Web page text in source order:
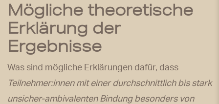
Mögliche theoretische
Erklärung der
Ergebnisse
Was sind mögliche Erklärungen dafür, dass
Teilnehmer:innen mit einer durchschnittlich bis stark
unsicher-ambivalenten Bindung besonders von